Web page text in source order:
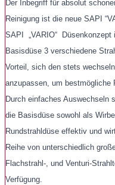
Der Inbegriff für absolut
Reinigung ist die neue SAPI
SAPI „VARIO“ Düsenkonzept
Basisdüse 3 verschiedene
Vorteil, sich den stets
anzupassen, um bestmögliche
Durch einfaches Auswechseln
die Basisdüse sowohl als
Rundstrahldüse effektiv und
Reihe von unterschiedlich
Flachstrahl-, und Venturi-
Verfügung.